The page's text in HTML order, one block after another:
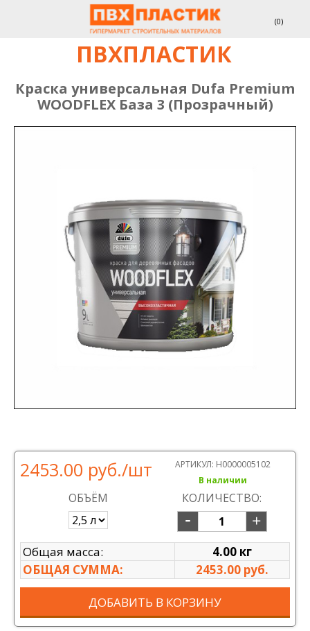
(0)
ПВХПЛАСТИК
Краска универсальная Dufa Premium
WOODFLEX База 3 (Прозрачный)
2453.00 руб./шт АРТИКУЛ: Н0000005102
В наличии
ОБЪЁМ КОЛИЧЕСТВО:
Общая масса:
4.00 кг
ОБЩАЯ СУММА:
2453.00 руб.
ДОБАВИТЬ В КОРЗИНУ